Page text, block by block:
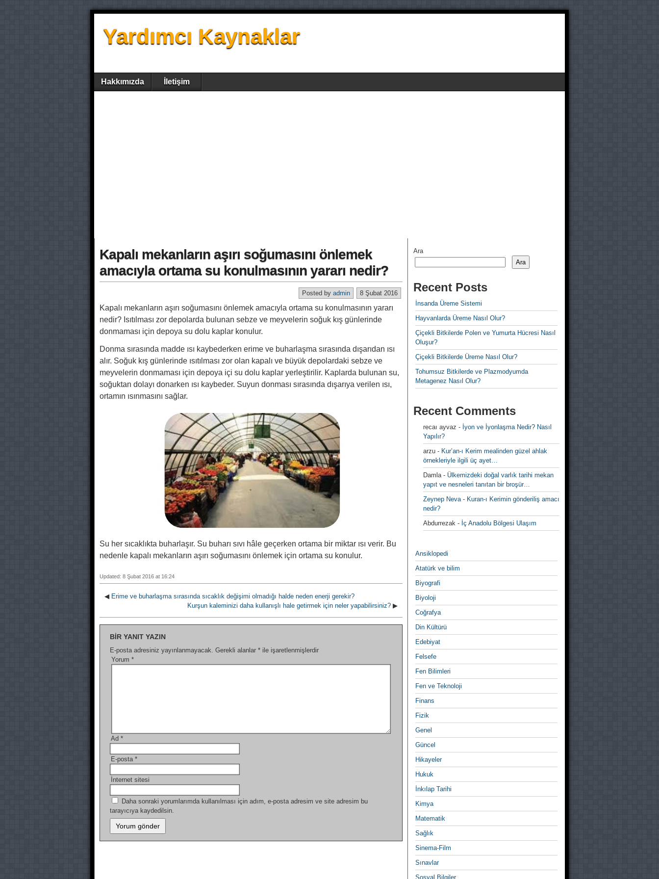
Yardımcı Kaynaklar
Hakkımızda İletişim
Kapalı mekanların aşırı soğumasını önlemek
amacıyla ortama su konulmasının yararı nedir?
8 Şubat 2016
Posted by admin
Kapalı mekanların aşırı soğumasını önlemek amacıyla ortama su konulmasının yararı
nedir? Isıtılması zor depolarda bulunan sebze ve meyvelerin soğuk kış günlerinde
donmaması için depoya su dolu kaplar konulur.
Donma sırasında madde ısı kaybederken erime ve buharlaşma sırasında dışarıdan ısı
alır. Soğuk kış günlerinde ısıtılması zor olan kapalı ve büyük depolardaki sebze ve
meyvelerin donmaması için depoya içi su dolu kaplar yerleştirilir. Kaplarda bulunan su,
soğuktan dolayı donarken ısı kaybeder. Suyun donması sırasında dışarıya verilen ısı,
ortamın ısınmasını sağlar.
Su her sıcaklıkta buharlaşır. Su buharı sıvı hâle geçerken ortama bir miktar ısı verir. Bu
nedenle kapalı mekanların aşırı soğumasını önlemek için ortama su konulur.
Updated: 8 Şubat 2016 at 16:24
◀ Erime ve buharlaşma sırasında sıcaklık değişimi olmadığı halde neden enerji gerekir?
Kurşun kaleminizi daha kullanışlı hale getirmek için neler yapabilirsiniz? ▶
BIR YANIT YAZIN
E-posta adresiniz yayınlanmayacak. Gerekli alanlar * ile işaretlenmişlerdir
Yorum *
Ad *
E-posta *
İnternet sitesi
Daha sonraki yorumlarımda kullanılması için adım, e-posta adresim ve site adresim bu
tarayıcıya kaydedilsin.
Ara
Ara
Recent Posts
İnsanda Üreme Sistemi
Hayvanlarda Üreme Nasıl Olur?
Çiçekli Bitkilerde Polen ve Yumurta Hücresi Nasıl
Oluşur?
Çiçekli Bitkilerde Üreme Nasıl Olur?
Tohumsuz Bitkilerde ve Plazmodyumda
Metagenez Nasıl Olur?
Recent Comments
recaı ayvaz - İyon ve İyonlaşma Nedir? Nasıl
Yapılır?
arzu - Kur’an-ı Kerim mealinden güzel ahlak
örnekleriyle ilgili üç ayet…
Damla- Ülkemizdeki doğal varlık tarihi mekan
yapıt ve nesneleri tanıtan bir broşür…
Zeynep Neva- Kuran-ı Kerimin gönderiliş amacı
nedir?
Abdurrezak - İç Anadolu Bölgesi Ulaşım
Ansiklopedi
Atatürk ve bilim
Biyografi
Biyoloji
Coğrafya
Din Kültürü
Edebiyat
Felsefe
Fen Bilimleri
Fen ve Teknoloji
Finans
Fizik
Genel
Güncel
Hikayeler
Hukuk
İnkılap Tarihi
Kimya
Matematik
Sağlık
Sinema-Film
Sınavlar
Sosyal Bilgiler